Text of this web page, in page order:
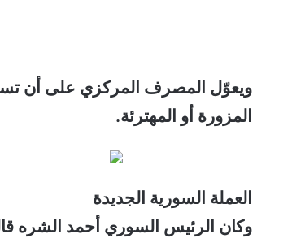
ويعوّل المصرف المركزي على أن
المزورة أو المهترئة.
العملة السورية الجديدة
وكان الرئيس السوري أحمد الشره